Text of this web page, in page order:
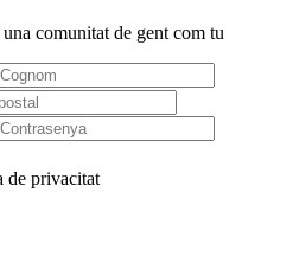
una comunitat de gent com tu
de privacitat